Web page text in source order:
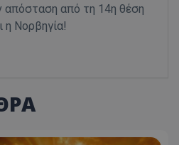
απόσταση από τη 14η θέση
η Νορβηγία!